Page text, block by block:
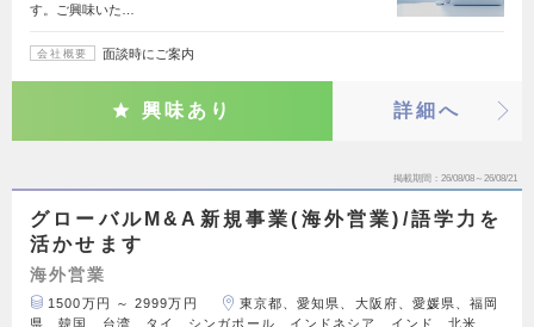
す。ご興味いた…
会社概要 面談時にご案内
興味あり 詳細へ
掲載期間 26/08/08～26/08/21
グローバルM&A新規事業(海外営業)/語学力を
活かせます
海外営業
1500万円 ～ 2999万円
東京都、愛知県、大阪府、愛媛県、福岡
県、韓国、台湾、タイ、シンガポール、インドネシア、インド、北米